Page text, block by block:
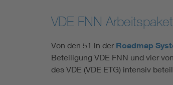
VDE FNN
Von den 51 in der Roadmap
Beteiligung VDE FNN und vier
des VDE (VDE ETG) intensiv